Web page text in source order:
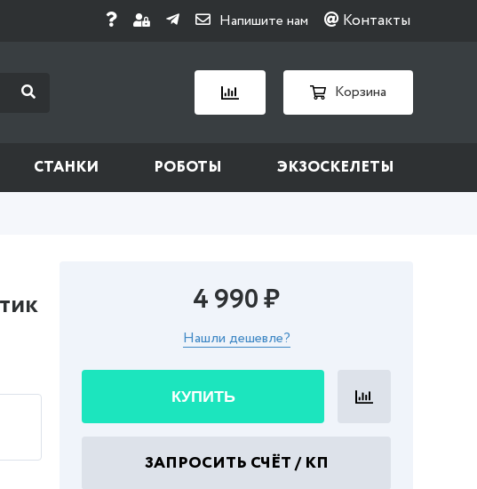
Напишите нам Контакты
Корзина
СТАНКИ РОБОТЫ ЭКЗОСКЕЛЕТЫ
4 990 ₽
Нашли дешевле?
КУПИТЬ
ЗАПРОСИТЬ СЧЁТ / КП